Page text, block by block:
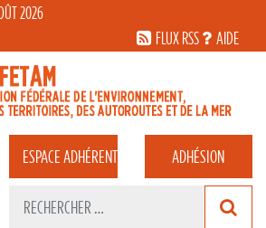
2026
FLUX RSS
AIDE
ESPACEADHÉRENT ADHÉSION